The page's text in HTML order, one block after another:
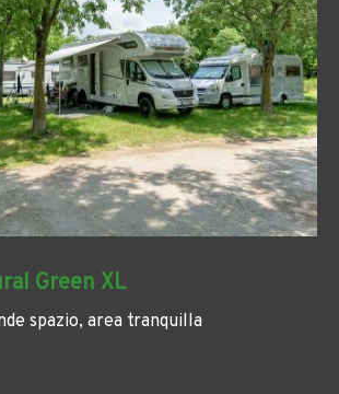
Green XL
spazio, area tranquilla